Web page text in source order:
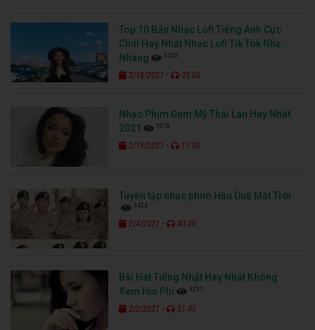
Top 10 Bản Nhạc Lofi Tiếng Anh Cực
Chill Hay Nhất Nhạc Lofi Tik Tok Nhẹ
Nhàng
5420
2/18/2021 - 35:00
Nhạc Phim Đam Mỹ Thái Lan Hay Nhất
2021
3578
2/15/2021 - 11:00
Tuyển tập nhạc phim Hậu Duệ Mặt Trời
3424
2/4/2021 - 40:00
Bài Hát Tiếng Nhật Hay Nhất Không
Xem Hơi Phí
3291
2/2/2021 - 51:45